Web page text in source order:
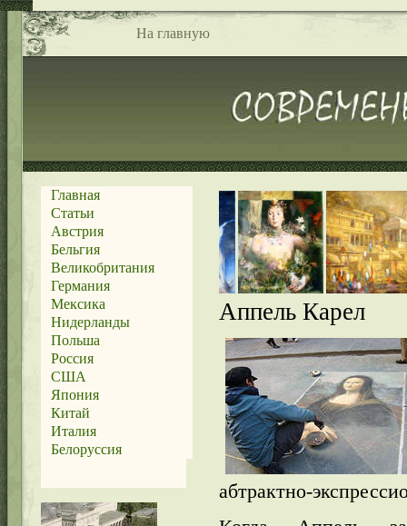
На главную
Главная
Статьи
Австрия
Бельгия
Великобритания
Германия
Мексика
Нидерланды
Польша
Россия
США
Япония
Китай
Италия
Белоруссия
Аппель Карел
абтрактно-